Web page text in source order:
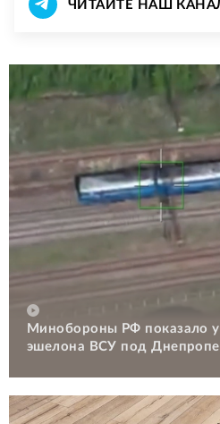
ЧИТАЙТЕ НАШ КАНАЛ
Минобороны РФ показало
эшелона ВСУ под